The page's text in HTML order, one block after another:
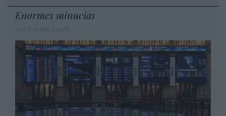
Enormes minucias